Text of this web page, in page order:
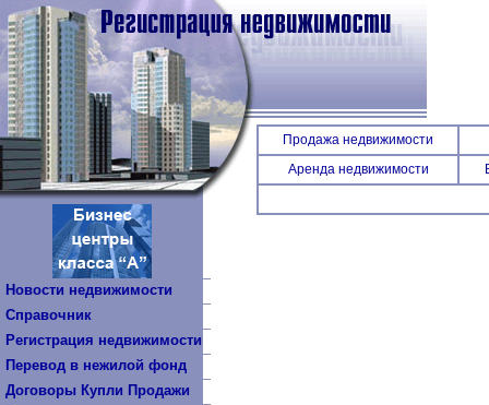
Новости недвижимости
Справочник
Регистрация недвижимости
Перевод в нежилой фонд
Договоры Купли Продажи
Продажа недвижимости
Аренда недвижимости